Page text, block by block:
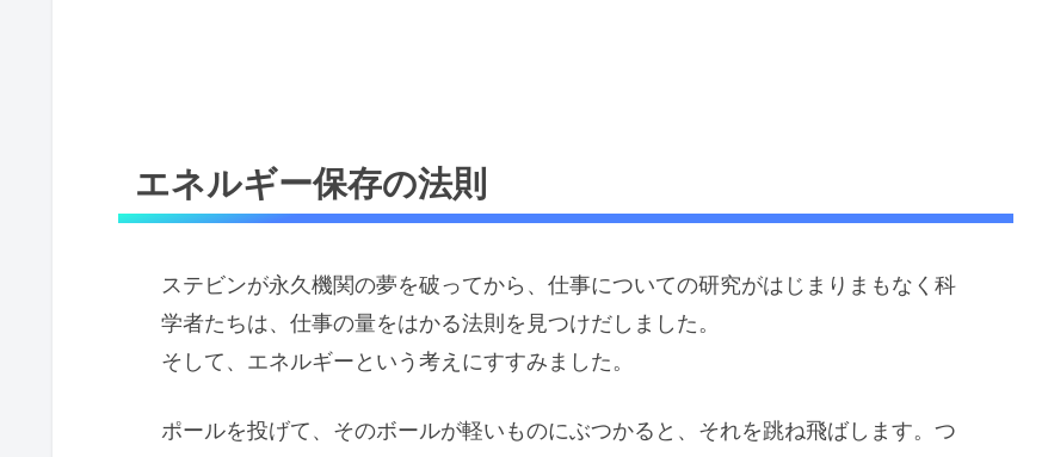
エネルギー保存の法則
ステビンが永久機関の夢を破ってから、仕事についての研究がはじまりまもなく科
学者たちは、仕事の量をはかる法則を見つけだしました。
そして、エネルギーという考えにすすみました。
ポールを投げて、そのボールが軽いものにぶつかると、それを跳ね飛ばします。つ